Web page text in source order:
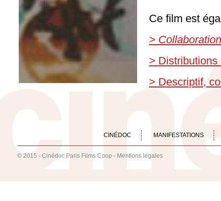
Ce film est
>
> Distributions
> Descriptif,
CINÉDOC MANIFESTATIONS
© 2015 - Cinédoc Paris Films Coop - Mentions légales